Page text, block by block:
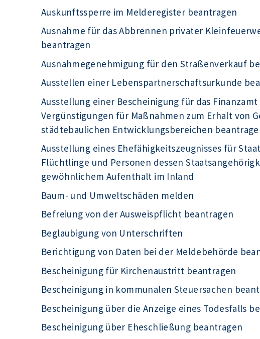
Auskunftssperre im Melderegister beantragen
Ausnahme für das Abbrennen privater
beantragen
Ausnahmegenehmigung für den Straßenverkauf
Ausstellen einer Lebenspartnerschaftsurkunde
Ausstellung einer Bescheinigung für das
Vergünstigungen für Maßnahmen zum Erhalt von
städtebaulichen Entwicklungsbereichen
Ausstellung eines Ehefähigkeitszeugnisses für
Flüchtlinge und Personen dessen
gewöhnlichem Aufenthalt im Inland
Baum- und Umweltschäden melden
Befreiung von der Ausweispflicht beantragen
Beglaubigung von Unterschriften
Berichtigung von Daten bei der Meldebehörde
Bescheinigung für Kirchenaustritt beantragen
Bescheinigung in kommunalen Steuersachen
Bescheinigung über die Anzeige eines Todesfalls
Bescheinigung über Eheschließung beantragen